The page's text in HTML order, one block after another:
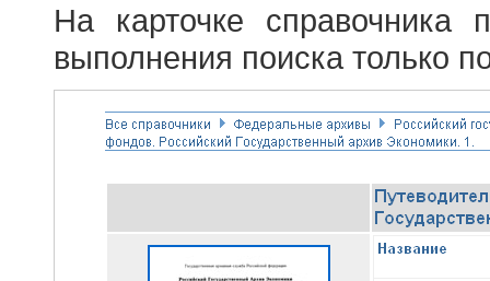
На карточке справочника
выполнения поиска только